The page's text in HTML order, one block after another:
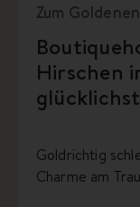
Zum
Hirschen
Goldrichtig
Charme am